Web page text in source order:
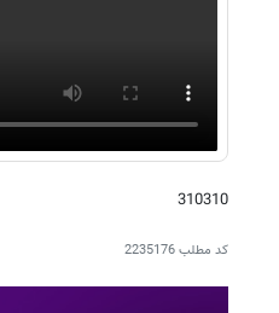
310310
کد مطلب2235176